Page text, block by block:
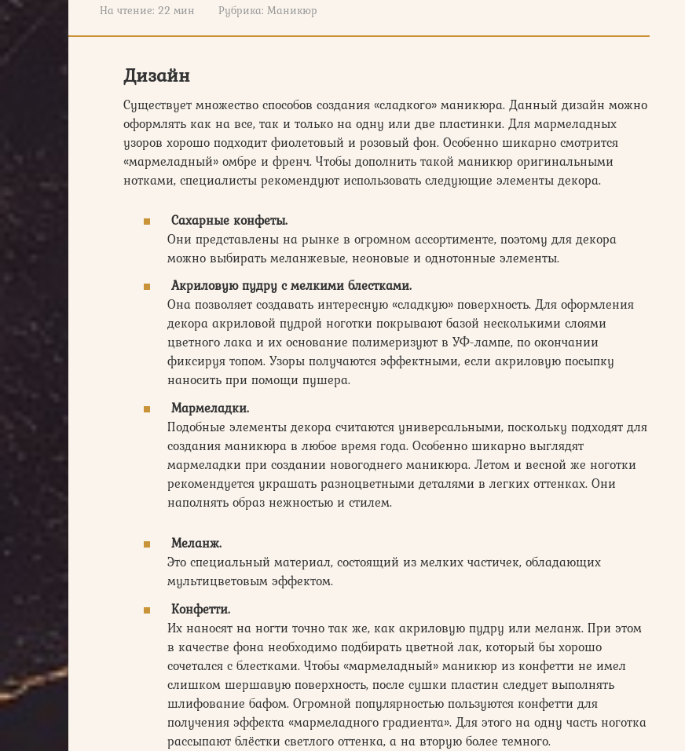
На чтение: 22 мин Рубрика: Маникюр
Дизайн
Существует множество способов создания «сладкого» маникюра. Данный дизайн можно
оформлять как на все, так и только на одну или две пластинки. Для мармеладных
узоров хорошо подходит фиолетовый и розовый фон. Особенно шикарно смотрится
«мармеладный» омбре и френч. Чтобы дополнить такой маникюр оригинальными
нотками, специалисты рекомендуют использовать следующие элементы декора.
Сахарные конфеты.
Они представлены на рынке в огромном ассортименте, поэтому для декора
можно выбирать меланжевые, неоновые и однотонные элементы.
Акриловую пудру с мелкими блестками.
Она позволяет создавать интересную «сладкую» поверхность. Для оформления
декора акриловой пудрой ноготки покрывают базой несколькими слоями
цветного лака и их основание полимеризуют в УФ-лампе, по окончании
фиксируя топом. Узоры получаются эффектными, если акриловую посыпку
наносить при помощи пушера.
Мармеладки.
Подобные элементы декора считаются универсальными, поскольку подходят для
создания маникюра в любое время года. Особенно шикарно выглядят
мармеладки при создании новогоднего маникюра. Летом и весной же ноготки
рекомендуется украшать разноцветными деталями в легких оттенках. Они
наполнять образ нежностью и стилем.
Меланж.
Это специальный материал, состоящий из мелких частичек, обладающих
мультицветовым эффектом.
Конфетти.
Их наносят на ногти точно так же, как акриловую пудру или меланж. При этом
в качестве фона необходимо подбирать цветной лак, который бы хорошо
сочетался с блестками. Чтобы «мармеладный» маникюр из конфетти не имел
слишком шершавую поверхность, после сушки пластин следует выполнять
шлифование бафом. Огромной популярностью пользуются конфетти для
получения эффекта «мармеладного градиента». Для этого на одну часть ноготка
рассыпают блёстки светлого оттенка, а на вторую более темного.